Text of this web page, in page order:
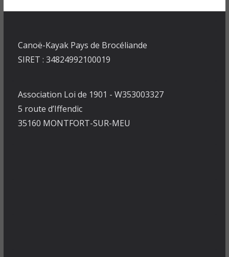
Canoë-Kayak Pays de Brocéliande
SIRET : 34824992100019
Association Loi de 1901 - W353003327
5 route d’Iffendic
35160 MONTFORT-SUR-MEU